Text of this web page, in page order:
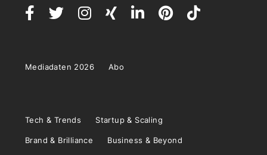
Mediadaten 2026 Abo
Tech & Trends Startup & Scaling
Brand & Brilliance Business & Beyond